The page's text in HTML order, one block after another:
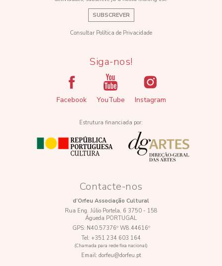
SUBSCREVER
Consultar Política de Privacidade
Siga-nos!
Facebook YouTube Instagram
Estrutura financiada por:
Contacte-nos
d’Orfeu Associação Cultural
Rua Eng. Júlio Portela, 6 3750 - 158
Águeda PORTUGAL
GPS: N40.57376º W8.44616º
Tel: +351 234 603 164
(Chamada para rede fixa nacional)
Email: dorfeu@dorfeu.pt